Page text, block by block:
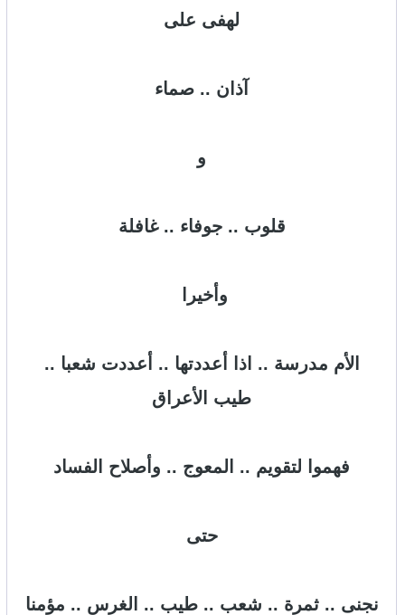
لهفى على
آذان .. صماء
و
قلوب .. جوفاء .. غافلة
وأخيرا
الأم مدرسة .. اذا أعددتها .. أعددت شعبا ..
طيب الأعراق
فهموا لتقويم .. المعوج .. وأصلاح الفساد
حتى
نجنى .. ثمرة .. شعب .. طيب .. الغرس .. مؤمنا